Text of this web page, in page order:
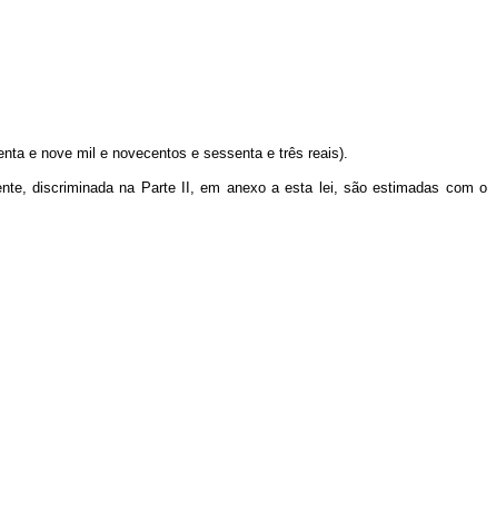
e nove mil e novecentos e sessenta e três reais).
discriminada na Parte II, em anexo a esta lei, são estimadas com o